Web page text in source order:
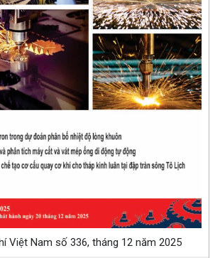
Việt Nam số 336, tháng 12 năm 2025